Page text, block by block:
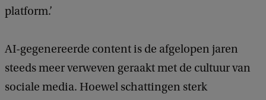
platform.’
AI-gegenereerde content is de afgelopen jaren
steeds meer verweven geraakt met de cultuur van
sociale media. Hoewel schattingen sterk